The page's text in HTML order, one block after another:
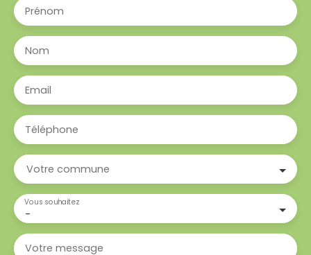
Prénom
Nom
Email
Téléphone
Votre commune
-
Vous souhaitez
Votre message